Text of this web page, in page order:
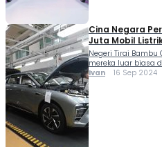
Cina Negara
Juta Mobil
Negeri Tirai
mereka luar biasa
listrik. Yups Cina
Ivan 16 Sep 2024